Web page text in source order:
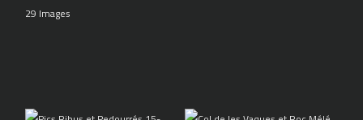
29 Images